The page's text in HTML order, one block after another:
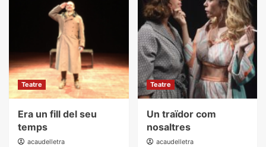
Teatre
Era un fill del seu
temps
acaudelletra
Teatre
Un traïdor com
nosaltres
acaudelletra